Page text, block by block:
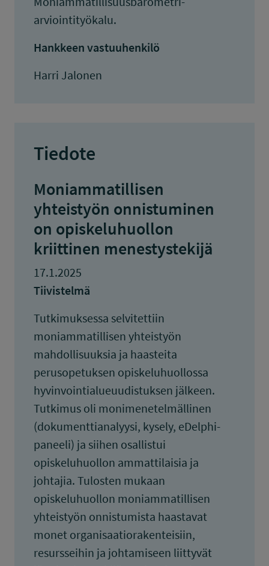
arviointityökalu.
Hankkeen vastuuhenkilö
Harri Jalonen
Tiedote
Moniammatillisen
yhteistyön onnistuminen
on opiskeluhuollon
kriittinen menestystekijä
17.1.2025
Tiivistelmä
Tutkimuksessa selvitettiin
moniammatillisen yhteistyön
mahdollisuuksia ja haasteita
perusopetuksen opiskeluhuollossa
hyvinvointialueuudistuksen jälkeen.
Tutkimus oli monimenetelmällinen
(dokumenttianalyysi, kysely, eDelphi-
paneeli) ja siihen osallistui
opiskeluhuollon ammattilaisia ja
johtajia. Tulosten mukaan
opiskeluhuollon moniammatillisen
yhteistyön onnistumista haastavat
monet organisaatiorakenteisiin,
resursseihin ja johtamiseen liittyvät